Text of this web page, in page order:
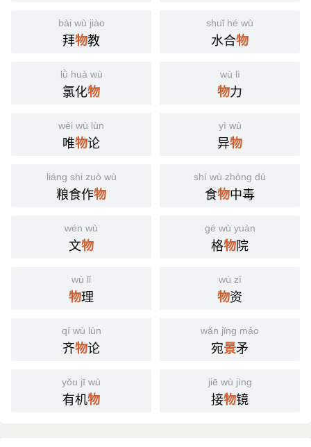
bài wù jiào
拜物教
shuǐ hé wù
水合物
lǜ huà wù
氯化物
wù lì
物力
wéi wù lùn
唯物论
yì wù
异物
liáng shi zuò wù
粮食作物
shí wù zhòng dú
食物中毒
wén wù
文物
gé wù yuàn
格物院
wù lǐ
物理
wù zī
物资
qí wù lùn
齐物论
wǎn jǐng máo
宛景矛
yǒu jī wù
有机物
jiē wù jìng
接物镜